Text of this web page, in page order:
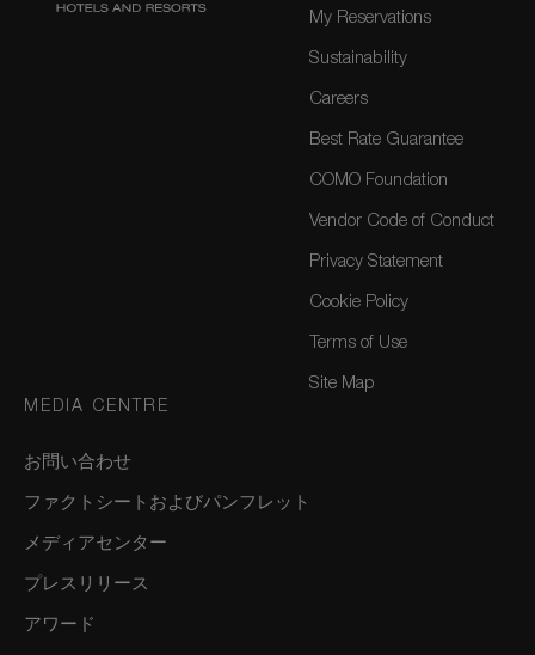
My Reservations
Sustainability
Careers
Best Rate Guarantee
COMO Foundation
Vendor Code of Conduct
Privacy Statement
Cookie Policy
Terms of Use
Site Map
MEDIA CENTRE
お問い合わせ
ファクトシートおよびパンフレット
メディアセンター
プレスリリース
アワード